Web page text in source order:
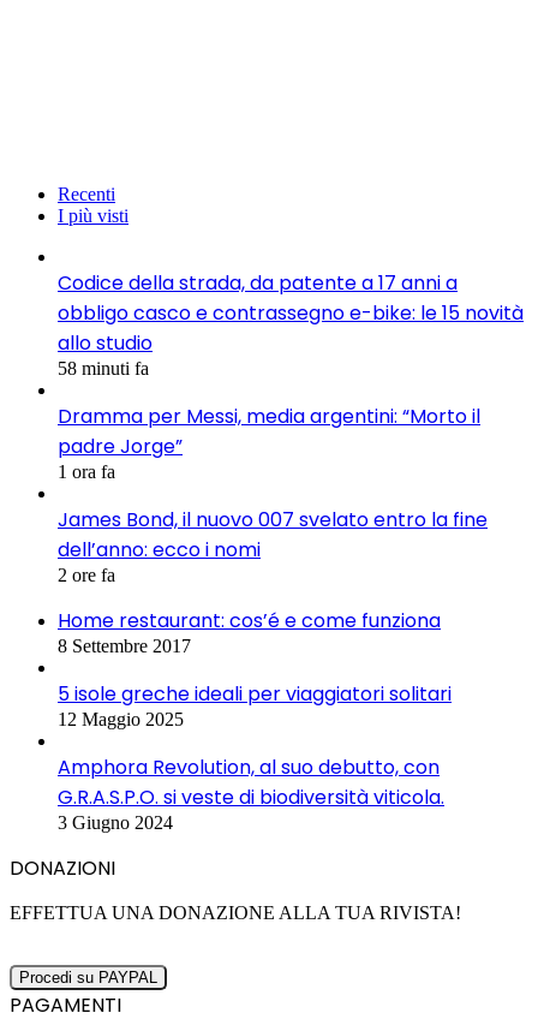
Recenti
I più visti
Codice della strada, da patente a 17 anni a
obbligo casco e contrassegno e-bike: le 15 novità
allo studio
58 minuti fa
Dramma per Messi, media argentini: “Morto il
padre Jorge”
1 ora fa
James Bond, il nuovo 007 svelato entro la fine
dell’anno: ecco i nomi
2 ore fa
Home restaurant: cos’é e come funziona
8 Settembre 2017
5 isole greche ideali per viaggiatori solitari
12 Maggio 2025
Amphora Revolution, al suo debutto, con
G.R.A.S.P.O. si veste di biodiversità viticola.
3 Giugno 2024
DONAZIONI
EFFETTUA UNA DONAZIONE ALLA TUA RIVISTA!
PAGAMENTI